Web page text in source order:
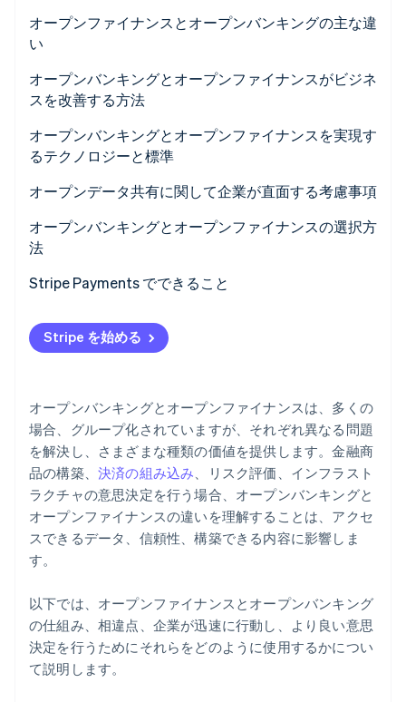
ご覧ください。
こちらをご覧ください
オープンバンキングの概要
オープンファイナンスとオープンバンキングの主な違
い
オープンバンキングとオープンファイナンスがビジネ
スを改善する方法
オープンバンキングとオープンファイナンスを実現す
るテクノロジーと標準
オープンデータ共有に関して企業が直面する考慮事項
オープンバンキングとオープンファイナンスの選択方
法
Stripe Payments でできること
Stripe を始める
オープンバンキングとオープンファイナンスは、多くの
場合、グループ化されていますが、それぞれ異なる問題
を解決し、さまざまな種類の価値を提供します。金融商
品の構築、 決済の組み込み、リスク評価、インフラスト
ラクチャの意思決定を行う場合、オープンバンキングと
オープンファイナンスの違いを理解することは、アクセ
スできるデータ、信頼性、構築できる内容に影響しま
す。
以下では、オープンファイナンスとオープンバンキング
の仕組み、相違点、企業が迅速に行動し、より良い意思
決定を行うためにそれらをどのように使用するかについ
て説明します。